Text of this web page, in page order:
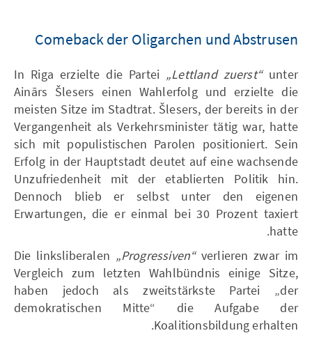
Comeback der Oligarchen und Abstrusen
In Riga erzielte die Partei „Lettland zuerst“unter
Ainārs Šlesers einen Wahlerfolg und erzielte die
meisten Sitze im Stadtrat. Šlesers, der bereits in der
Vergangenheit als Verkehrsminister tätig war, hatte
sich mit populistischen Parolen positioniert. Sein
Erfolg in der Hauptstadt deutet auf eine wachsende
Unzufriedenheit mit der etablierten Politik hin.
Dennoch blieb er selbst unter den eigenen
Erwartungen, die er einmal bei 30 Prozent taxiert
hatte.
Die linksliberalen „Progressiven“verlieren zwar im
Vergleich zum letzten Wahlbündnis einige Sitze,
haben jedoch als zweitstärkste Partei „der
demokratischen Mitte“ die Aufgabe der
Koalitionsbildung erhalten.